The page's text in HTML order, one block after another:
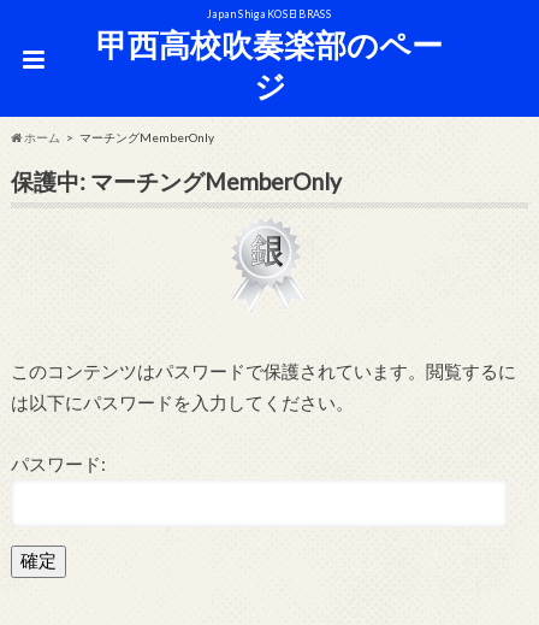
Japan Shiga KOSEI BRASS
甲西高校吹奏楽部のペー
ジ
ホーム マーチングMemberOnly
保護中: マーチングMemberOnly
このコンテンツはパスワードで保護されています。閲覧するに
は以下にパスワードを入力してください。
パスワード: